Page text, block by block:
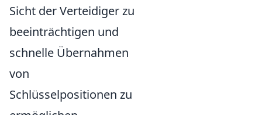
Sicht der Verteidiger zu
beeinträchtigen und
schnelle Übernahmen
von
Schlüsselpositionen zu